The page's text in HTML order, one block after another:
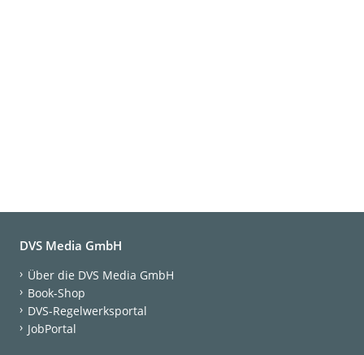
DVS Media GmbH
Über die DVS Media GmbH
Book-Shop
DVS-Regelwerksportal
JobPortal